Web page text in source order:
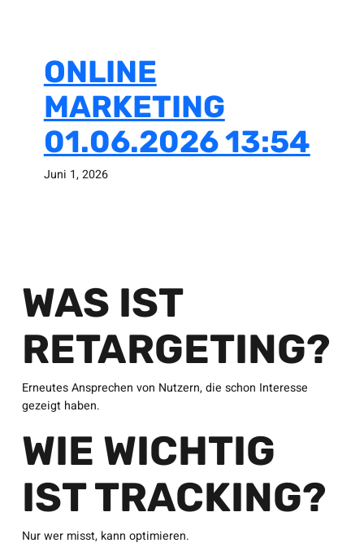
ONLINE
MARKETING
01.06.2026 13:54
Juni 1, 2026
WAS IST
RETARGETING?
Erneutes Ansprechen von Nutzern, die schon Interesse
gezeigt haben.
WIE WICHTIG
IST TRACKING?
Nur wer misst, kann optimieren.